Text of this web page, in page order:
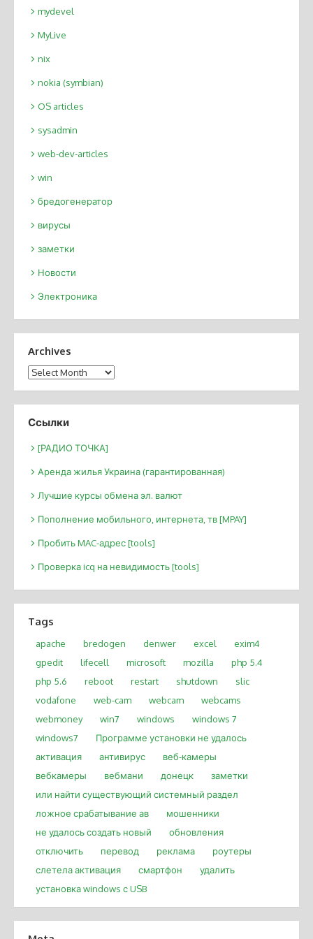
mydevel
MyLive
nix
nokia (symbian)
OS articles
sysadmin
web-dev-articles
win
бредогенератор
вирусы
заметки
Новости
Электроника
Archives
Archives
Ссылки
[РАДИО ТОЧКА]
Аренда жилья Украина (гарантированная)
Лучшие курсы обмена эл. валют
Пополнение мобильного, интернета, тв [MPAY]
Пробить MAC-адрес [tools]
Проверка icq на невидимость [tools]
Tags
apache bredogen denwer excel
exim4
gpedit
lifecell microsoft mozilla
php 5.4
php 5.6
reboot restart shutdown
slic
vodafone
web-cam webcam
webcams
webmoney
win7 windows
windows 7
windows7
Программе установки не удалось
активация
антивирус
веб-камеры
вебкамеры
вебмани донецк
заметки
или найти существующий системный раздел
ложное срабатывание ав
мошенники
не удалось создать новый
обновления
отключить
перевод реклама
роутеры
слетела активация
смартфон
удалить
установка windows с USB